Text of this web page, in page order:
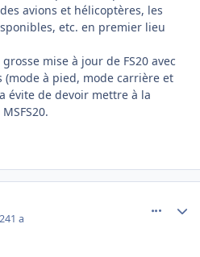
avions et hélicoptères, les
etc. en premier lieu
mise à jour de FS20 avec
à pied, mode carrière et
évite de devoir mettre à la
1 a